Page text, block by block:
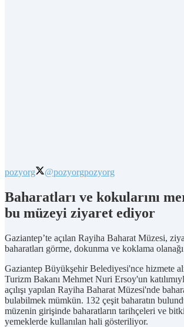
pozyorg @pozyorgpozyorg
Baharatları ve kokularını
bu müzeyi ziyaret ediyor
Gaziantep’te açılan Rayiha Baharat Müzesi,
baharatları görme, dokunma ve koklama
Gaziantep Büyükşehir Belediyesi'nce hizmete
Turizm Bakanı Mehmet Nuri Ersoy'un
açılışı yapılan Rayiha Baharat Müzesi'nde
bulabilmek mümkün. 132 çeşit baharatın
müzenin girişinde baharatların tarihçeleri ve
yemeklerde kullanılan hali gösteriliyor.